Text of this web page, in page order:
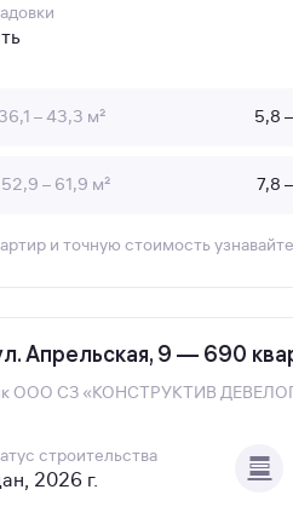
36,1 – 43,3 м² 5,8
52,9 – 61,9 м² 7,8
и точную стоимость
Апрельская, 9 — 690
ООО СЗ «КОНСТРУКТИВ
строительства
2026 г.